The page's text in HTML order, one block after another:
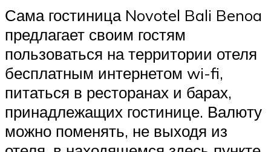
Сама гостиница Novotel Bali Benoa
предлагает своим гостям
пользоваться на территории отеля
бесплатным интернетом wi-fi,
питаться в ресторанах и барах,
принадлежащих гостинице. Валюту
можно поменять, не выходя из